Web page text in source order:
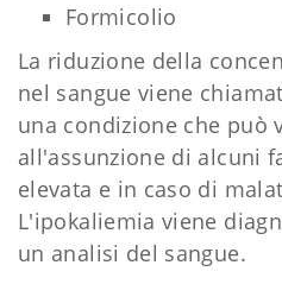
Formicolio
La riduzione della
nel sangue viene
una condizione che può
all'assunzione di alcuni
elevata e in caso di
L'ipokaliemia viene
un analisi del sangue.